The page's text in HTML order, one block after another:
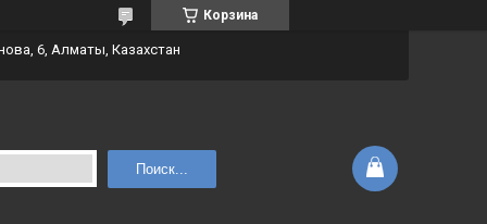
Корзина
6, Алматы, Казахстан
Поиск...